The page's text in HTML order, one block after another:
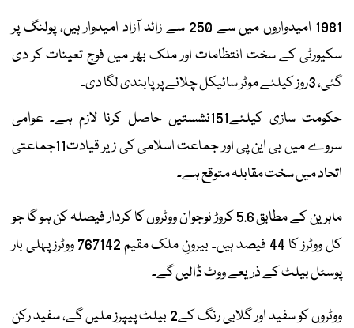
1981 امیدواروں میں سے 250 سے زائد آزاد امیدوار ہیں، پولنگ پر
سکیورٹی کے سخت انتظامات اور ملک بھر میں فوج تعینات کر دی
گئی، 3روز کیلئے موٹر سائیکل چلانے پر پابندی لگا دی۔
حکومت سازی کیلئے151نشستیں حاصل کرنا لازم ہے۔ عوامی
سروے میں بی این پی اور جماعت اسلامی کی زیر قیادت11جماعتی
اتحاد میں سخت مقابلہ متوقع ہے۔
ماہرین کے مطابق 5.6 کروڑ نوجوان ووٹروں کا کردار فیصلہ کن ہو گا جو
کل ووٹرز کا 44 فیصد ہیں۔ بیرونِ ملک مقیم 767142 ووٹرز پہلی بار
پوسٹل بیلٹ کے ذریعے ووٹ ڈالیں گے۔
ووٹروں کو سفید اور گلابی رنگ کے2 بیلٹ پیپرز ملیں گے، سفید رکن